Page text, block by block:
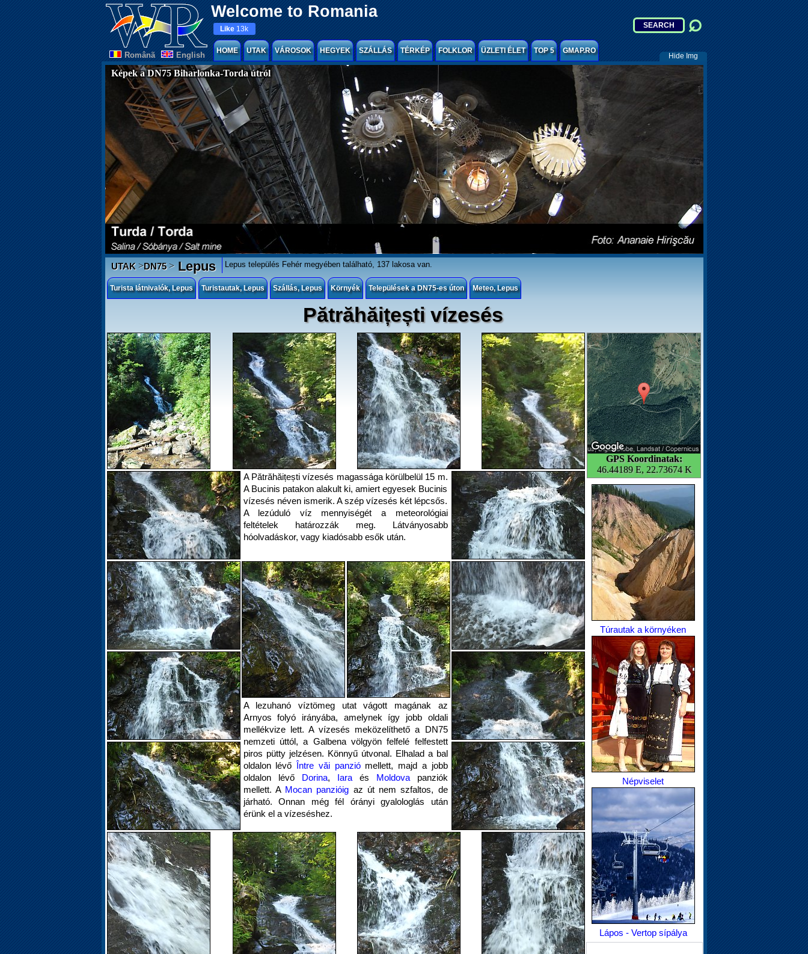
Welcome to Romania
Românã English
Like 13k
HOME UTAK VÁROSOK HEGYEK SZÁLLÁS TÉRKÉP FOLKLOR ÜZLETI ÉLET TOP 5 GMAP.RO
Hide Img
Képek a DN75 Biharlonka-Torda útról
UTAK>DN75>Lepus Lepus település Fehér megyében található, 137 lakosa van.
Turista látnivalók, Lepus Turistautak, Lepus Szállás, Lepus Környék Települések a DN75-es úton Meteo, Lepus
Pătrăhăițești vízesés
GPS Koordinatak:
46.44189 E, 22.73674 K
A Pătrăhăițești vízesés magassága körülbelül 15 m.
A Bucinis patakon alakult ki, amiert egyesek Bucinis
vízesés néven ismerik. A szép vízesés két lépcsős.
A lezúduló víz mennyiségét a meteorológiai
feltételek határozzák meg. Látványosabb
hóolvadáskor, vagy kiadósabb esők után.
A lezuhanó víztömeg utat vágott magának az
Arnyos folyó irányába, amelynek így jobb oldali
mellékvize lett. A vízesés meközelíthető a DN75
nemzeti úttól, a Galbena völgyön felfelé felfestett
piros pütty jelzésen. Könnyű útvonal. Elhalad a bal
oldalon lévő Între văi panziómellett, majd a jobb
oldalon lévő Dorina, Iaraés Moldovapanziók
mellett. A Mocan panzióig az út nem szfaltos, de
járható. Onnan még fél órányi gyalologlás után
érünk el a vízeséshez.
Túrautak a környéken
Népviselet
Lápos - Vertop sípálya